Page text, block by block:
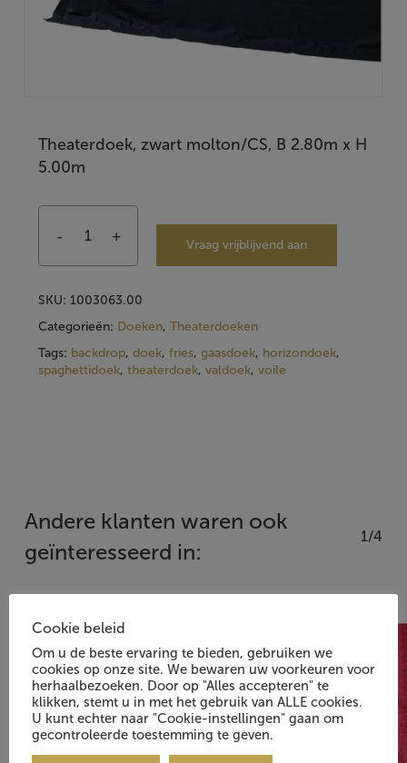
Theaterdoek, zwart molton/CS, B 2.80m x H
5.00m
Vraag vrijblijvend aan
SKU: 1003063.00
Categorieën: Doeken, Theaterdoeken
Tags: backdrop, doek, fries, gaasdoek, horizondoek,
spaghettidoek, theaterdoek, valdoek, voile
Andere klanten waren ook
geïnteresseerd in:
1/4
Cookie beleid
Om u de beste ervaring te bieden, gebruiken we
cookies op onze site. We bewaren uw voorkeuren voor
herhaalbezoeken. Door op "Alles accepteren" te
klikken, stemt u in met het gebruik van ALLE cookies.
U kunt echter naar "Cookie-instellingen" gaan om
gecontroleerde toestemming te geven.